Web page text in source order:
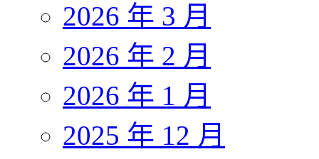
2026 年 3 月
2026 年 2 月
2026 年 1 月
2025 年 12 月